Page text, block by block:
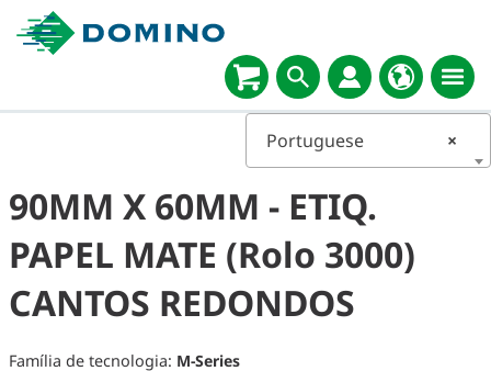
×
Portuguese
90MM X 60MM - ETIQ.
PAPEL MATE (Rolo 3000)
CANTOS REDONDOS
Família de tecnologia: M-Series